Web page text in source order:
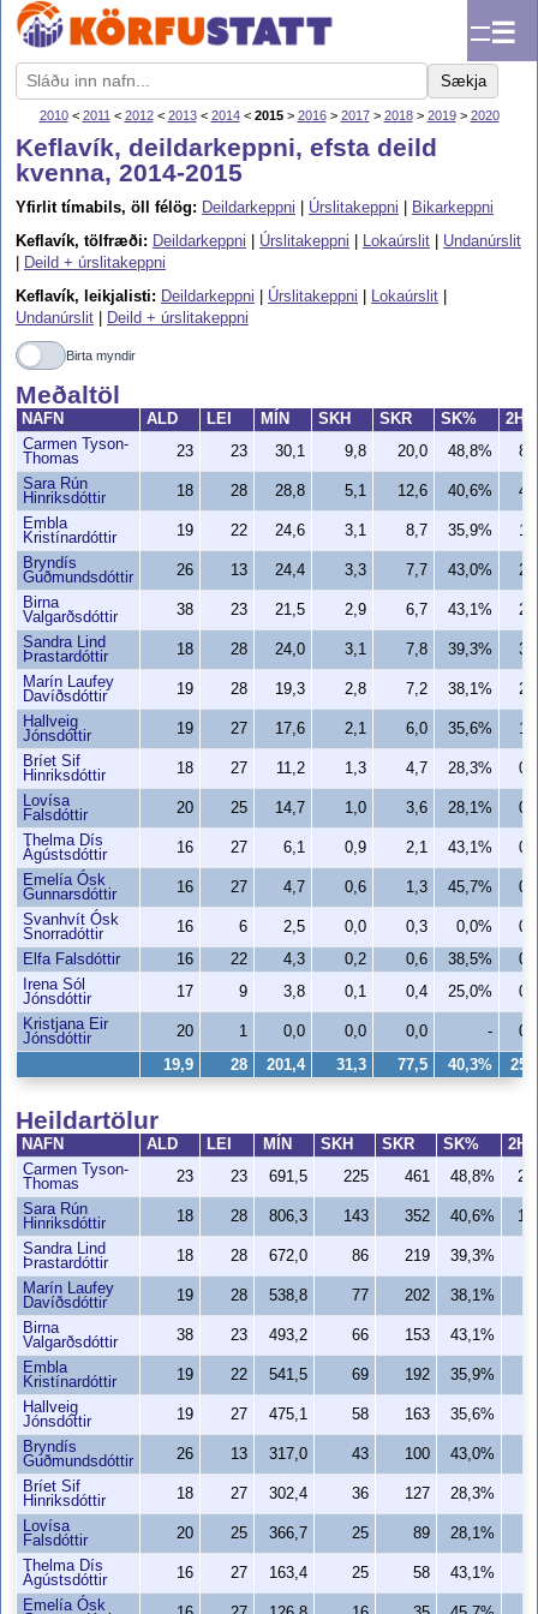
☰
Sækja
2010< 2011 < 2012< 2013< 2014< 2015> 2016> 2017> 2018> 2019> 2020
Keflavík, deildarkeppni, efsta deild
kvenna, 2014-2015
Yfirlit tímabils, öll félög: Deildarkeppni Úrslitakeppni
Bikarkeppni
Keflavík, tölfræði: Deildarkeppni Úrslitakeppni Lokaúrslit
Undanúrslit
Deild + úrslitakeppni
Keflavík, leikjalisti: Deildarkeppni Úrslitakeppni Lokaúrslit
Undanúrslit
Deild + úrslitakeppni
Birta myndir
Heildartölur
NAFN ALD LEI MÍN SKH SKR SK%
2H
Carmen Tyson-
Thomas
23 23 691,5 225 461 48,8%
Sara Rún
Hinriksdóttir
18 28 806,3 143 352 40,6%
Sandra Lind
Þrastardóttir
18 28 672,0 86 219 39,3%
Marín Laufey
Davíðsdóttir
19 28 538,8 77 202 38,1%
Birna
Valgarðsdóttir
38 23 493,2 66 153 43,1%
Embla
Kristínardóttir
19 22 541,5 69 192 35,9%
Hallveig
Jónsdóttir
19 27 475,1 58 163 35,6%
Bryndís
Guðmundsdóttir
26 13 317,0 43 100 43,0%
Bríet Sif
Hinriksdóttir
18 27 302,4 36 127 28,3%
Lovísa
Falsdóttir
20 25 366,7 25 89 28,1%
Thelma Dís
Ágústsdóttir
16 27 163,4 25 58 43,1%
Emelía Ósk
Meðaltöl
NAFN ALD LEI MÍN SKH SKR SK%
2H
Carmen Tyson-
Thomas
23 23 30,1 9,8 20,0 48,8%
Sara Rún
Hinriksdóttir
18 28 28,8 5,1 12,6 40,6%
Embla
Kristínardóttir
19 22 24,6 3,1 8,7 35,9%
Bryndís
Guðmundsdóttir
26 13 24,4 3,3 7,7 43,0%
Birna
Valgarðsdóttir
38 23 21,5 2,9 6,7 43,1%
Sandra Lind
Þrastardóttir
18 28 24,0 3,1 7,8 39,3%
Marín Laufey
Davíðsdóttir
19 28 19,3 2,8 7,2 38,1%
Hallveig
Jónsdóttir
19 27 17,6 2,1 6,0 35,6%
Bríet Sif
Hinriksdóttir
18 27 11,2 1,3 4,7 28,3%
Lovísa
Falsdóttir
20 25 14,7 1,0 3,6 28,1%
Thelma Dís
Ágústsdóttir
16 27 6,1 0,9 2,1 43,1%
Emelía Ósk
Gunnarsdóttir
16 27 4,7 0,6 1,3 45,7%
Svanhvít Ósk
Snorradóttir
16 6 2,5 0,0 0,3 0,0%
Elfa Falsdóttir
16 22 4,3 0,2 0,6 38,5%
Irena Sól
Jónsdóttir
17 9 3,8 0,1 0,4 25,0%
Kristjana Eir
Jónsdóttir
20 1 0,0 0,0 0,0 -
19,9 28 201,4 31,3 77,5 40,3%